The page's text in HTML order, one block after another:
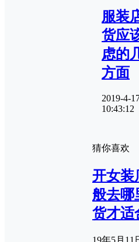
服装
货应
虑的
方面
2019-4-
10:43:12
猜你喜欢
开女装
般去哪
货才适